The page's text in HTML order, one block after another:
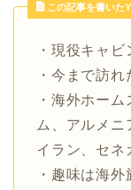
この記事を書いた
・現役キャ
・今まで訪
・海外ホー
ム、アルメニ
イラン、セネ
・趣味は海